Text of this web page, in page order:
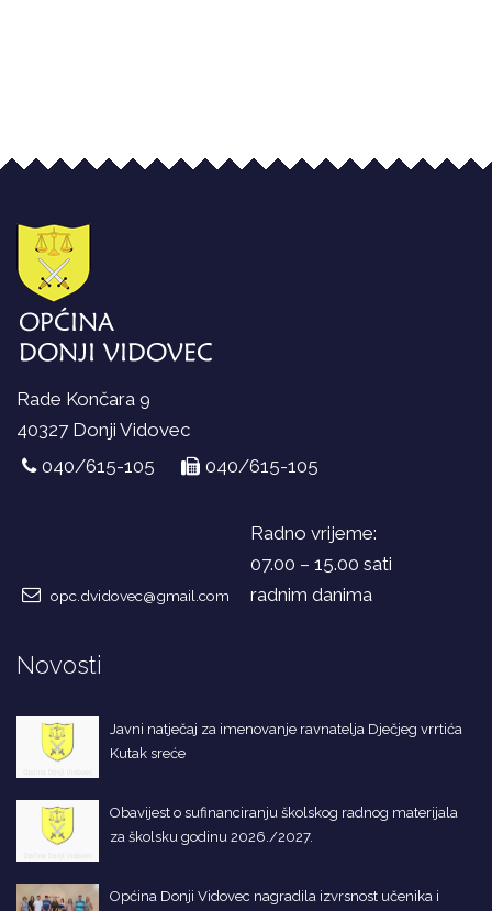
Rade Končara 9
40327 Donji Vidovec
040/615-105
040/615-105
opc.dvidovec@gmail.com
Radno vrijeme:
07.00 – 15.00 sati
radnim danima
Novosti
Javni natječaj za imenovanje ravnatelja Dječjeg vrrtića
Kutak sreće
Obavijest o sufinanciranju školskog radnog materijala
za školsku godinu 2026./2027.
Općina Donji Vidovec nagradila izvrsnost učenika i